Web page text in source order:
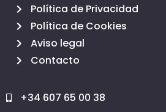
Política de Privacidad
Política de Cookies
Aviso legal
Contacto
+34 607 65 00 38